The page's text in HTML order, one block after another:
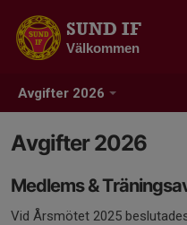
Avgifter 2026
SUND IF
Välkommen
Avgifter 2026
Medlems &
Vid Årsmötet 2025